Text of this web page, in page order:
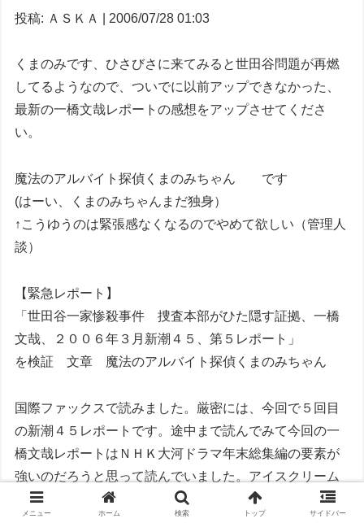
投稿: ＡＳＫＡ | 2006/07/28 01:03
くまのみです、ひさびさに来てみると世田谷問題が再燃
してるようなので、ついでに以前アップできなかった、
最新の一橋文哉レポートの感想をアップさせてくださ
い。
魔法のアルバイト探偵くまのみちゃん です
(はーい、くまのみちゃんまだ独身）
↑こうゆうのは緊張感なくなるのでやめて欲しい（管理人
談）
【緊急レポート】
「世田谷一家惨殺事件 捜査本部がひた隠す証拠、一橋
文哉、２００６年３月新潮４５、第５レポート」
を検証 文章 魔法のアルバイト探偵くまのみちゃん
国際ファックスで読みました。厳密には、今回で５回目
の新潮４５レポートです。途中まで読んでみて今回の一
橋文哉レポートはＮＨＫ大河ドラマ年末総集編の要素が
強いのだろうと思って読んでいました。アイスクリーム
の空箱がいままでの通説の４つから５つに、また犯人は
メニュー ホーム 検索 トップ サイドバー